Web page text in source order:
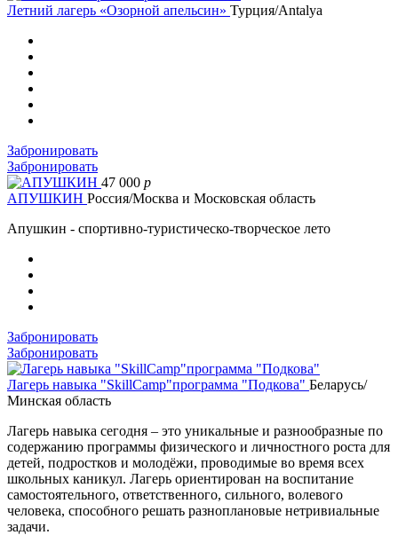
Летний лагерь «Озорной апельсин» Турция/Antalya
Забронировать
Забронировать
47 000 p
АПУШКИН Россия/Москва и Московская область
Апушкин - спортивно-туристическо-творческое лето
Забронировать
Забронировать
Лагерь навыка "SkillCamp"программа "Подкова" Беларусь/
Минская область
Лагерь навыка сегодня – это уникальные и разнообразные по
содержанию программы физического и личностного роста для
детей, подростков и молодёжи, проводимые во время всех
школьных каникул. Лагерь ориентирован на воспитание
самостоятельного, ответственного, сильного, волевого
человека, способного решать разноплановые нетривиальные
задачи.